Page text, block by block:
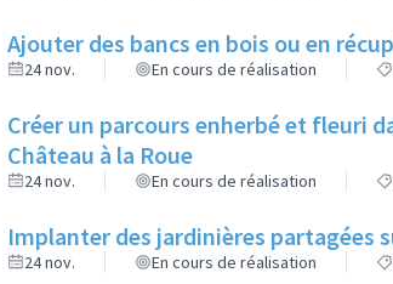
Ajouter des bancs en bois ou en
24 nov. En cours de réalisation
Créer un parcours enherbé et fleuri
Château à la Roue
24 nov. En cours de réalisation
Implanter des jardinières partagées
24 nov. En cours de réalisation